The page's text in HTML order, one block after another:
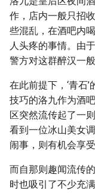
作，店内一般只招
些混乱，在酒吧内
人头疼的事情。由
警方对这群醉汉一
在此前提下，‘青石
技巧的洛九作为酒
区突然流传起了一
看到一位冰山美女
闹事，则有机会享
而自那则趣闻流传
时也吸引了不少充